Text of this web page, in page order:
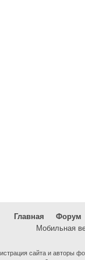
Главная Форум
Мобильная
сайта и авторы